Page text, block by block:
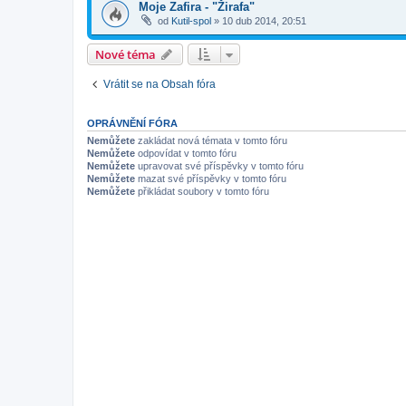
Moje Zafira - "Žirafa"
od Kutil-spol » 10 dub 2014, 20:51
Nové téma
Vrátit se na Obsah fóra
OPRÁVNĚNÍ FÓRA
Nemůžete zakládat nová témata v tomto fóru
Nemůžete odpovídat v tomto fóru
Nemůžete upravovat své příspěvky v tomto fóru
Nemůžete mazat své příspěvky v tomto fóru
Nemůžete přikládat soubory v tomto fóru